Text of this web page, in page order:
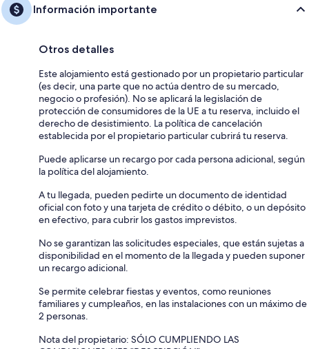
Información importante
Otros detalles
Este alojamiento está gestionado por un propietario particular
(es decir, una parte que no actúa dentro de su mercado,
negocio o profesión). No se aplicará la legislación de
protección de consumidores de la UE a tu reserva, incluido el
derecho de desistimiento. La política de cancelación
establecida por el propietario particular cubrirá tu reserva.
Puede aplicarse un recargo por cada persona adicional, según
la política del alojamiento.
A tu llegada, pueden pedirte un documento de identidad
oficial con foto y una tarjeta de crédito o débito, o un depósito
en efectivo, para cubrir los gastos imprevistos.
No se garantizan las solicitudes especiales, que están sujetas a
disponibilidad en el momento de la llegada y pueden suponer
un recargo adicional.
Se permite celebrar fiestas y eventos, como reuniones
familiares y cumpleaños, en las instalaciones con un máximo de
2 personas.
Nota del propietario: SÓLO CUMPLIENDO LAS